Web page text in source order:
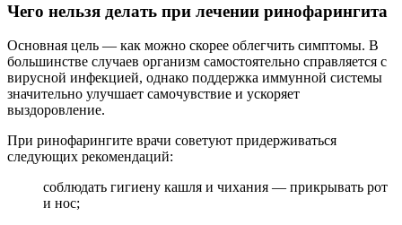
Чего нельзя делать при лечении ринофарингита
Основная цель — как можно скорее облегчить симптомы. В
большинстве случаев организм самостоятельно справляется с
вирусной инфекцией, однако поддержка иммунной системы
значительно улучшает самочувствие и ускоряет
выздоровление.
При ринофарингите врачи советуют придерживаться
следующих рекомендаций:
соблюдать гигиену кашля и чихания — прикрывать рот
и нос;